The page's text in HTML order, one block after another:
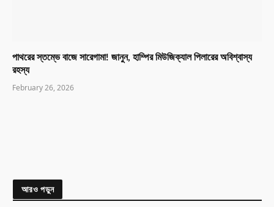
পাথরের স্তম্ভে বাজে সারেগামা! জানুন, হাম্পির মিউজিক্যাল পিলারের অবিশ্বাস্য
রহস্য
February 26, 2026
আরও পড়ুন